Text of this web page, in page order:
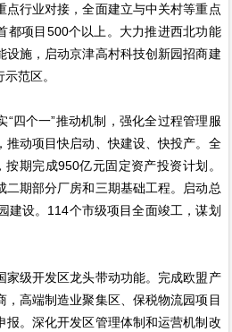
点行业对接，全面建立与中关村等重点
都项目500个以上。大力推进西北功能
设施，启动京津高村科技创新园招商建
范区。
“四个一”推动机制，强化全过程管理服
推动项目快启动、快建设、快投产。全
期完成950亿元固定资产投资计划。
二期部分厂房和三期基础工程。启动总
建设。114个市级项目全面竣工，谋划
家级开发区龙头带动功能。完成欧盟产
，高端制造业聚集区、保税物流园项目
报。深化开发区管理体制和运营机制改